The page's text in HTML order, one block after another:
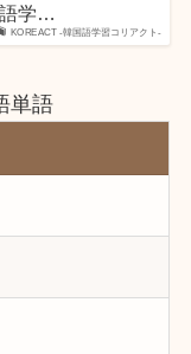
KOREACT -韓国語学習コリアクト-
学…
単語